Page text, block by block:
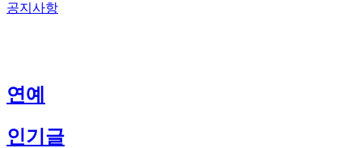
공지사항
연예
인기글